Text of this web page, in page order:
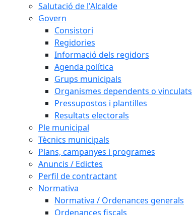
Salutació de l'Alcalde
Govern
Consistori
Regidories
Informació dels regidors
Agenda política
Grups municipals
Organismes dependents o vinculats
Pressupostos i plantilles
Resultats electorals
Ple municipal
Tècnics municipals
Plans, campanyes i programes
Anuncis / Edictes
Perfil de contractant
Normativa
Normativa / Ordenances generals
Ordenances fiscals